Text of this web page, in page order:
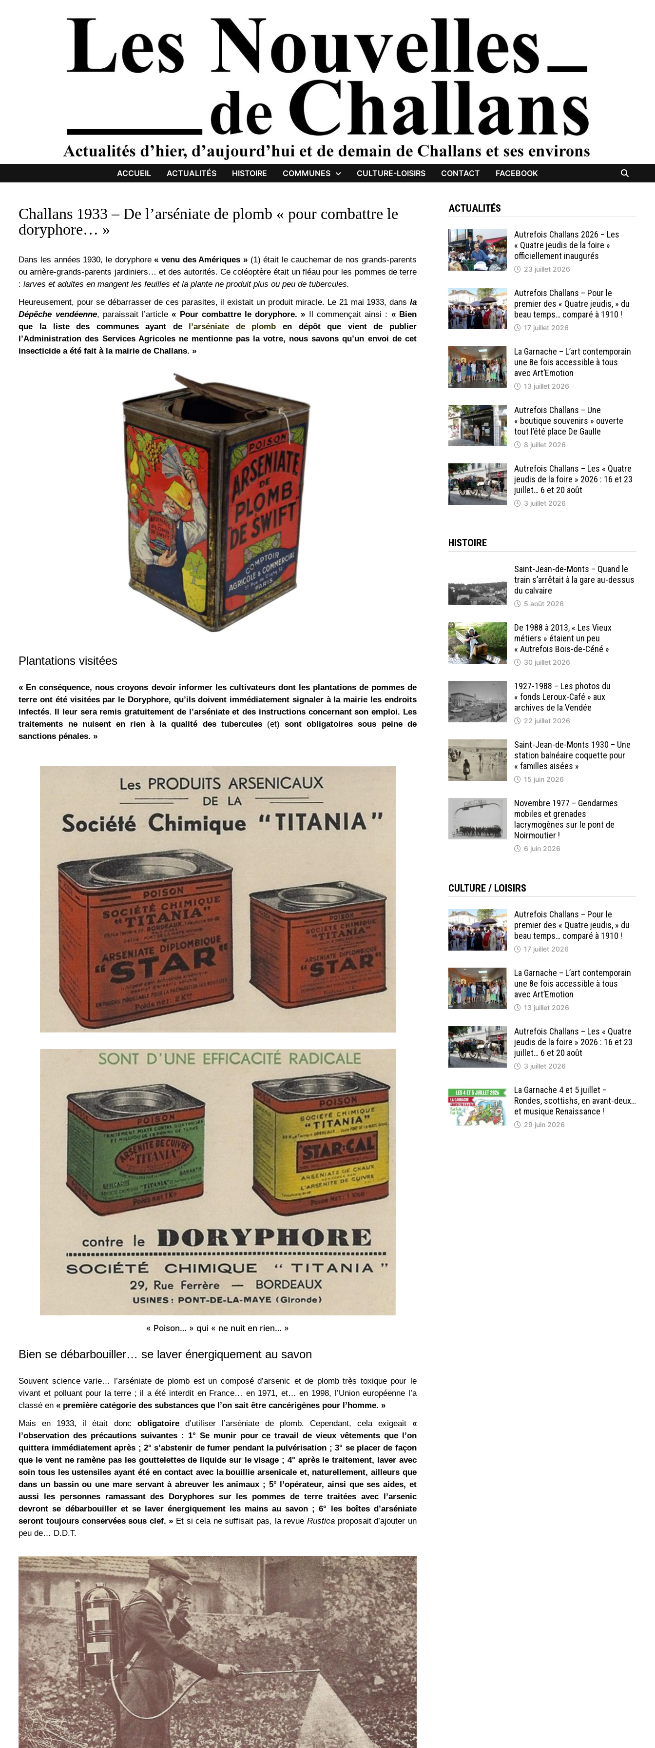
ACCUEIL ACTUALITÉS HISTOIRE COMMUNES CULTURE-LOISIRS CONTACT FACEBOOK
Challans 1933 – De l’arséniate de plomb « pour combattre le
doryphore… »
Dans les années 1930, le doryphore« venu des Amériques » (1) était le cauchemar de nos grands-parents
ou arrière-grands-parents jardiniers… et des autorités. Ce coléoptère était un fléau pour les pommes de terre
:larves et adultes en mangent les feuilles et la plante ne produit plus ou peu de tubercules.
Heureusement, pour se débarrasser de ces parasites, il existait un produit miracle. Le 21 mai 1933, dans la
Dépêche vendéenne, paraissait l’article « Pour combattre le doryphore. » Il commençait ainsi : « Bien
que la liste des communes ayant de
l’arséniate de plomb en dépôt que vient de publier
l’Administration des Services Agricoles ne mentionne pas la votre, nous savons qu’un envoi de cet
insecticide a été fait à la mairie de Challans. »
Plantations visitées
« En conséquence, nous croyons devoir informer les cultivateurs dont les plantations de pommes de
terre ont été visitées par le Doryphore, qu’ils doivent immédiatement signaler à la mairie les endroits
infectés. Il leur sera remis gratuitement de l’arséniate et des instructions concernant son emploi. Les
traitements ne nuisent en rien à la qualité des tubercules (et) sont obligatoires sous peine de
sanctions pénales. »
« Poison… » qui « ne nuit en rien… »
Bien se débarbouiller… se laver énergiquement au savon
Souvent science varie… l’arséniate de plomb est un composé d’arsenic et de plomb très toxique pour le
vivant et polluant pour la terre ; il a été interdit en France… en 1971, et… en 1998, l’Union européenne l’a
classé en« première catégorie des substances que l’on sait être cancérigènes pour l’homme. »
Mais en 1933, il était donc obligatoired’utiliser l’arséniate de plomb. Cependant, cela exigeait «
l’observation des précautions suivantes : 1° Se munir pour ce travail de vieux vêtements que l’on
quittera immédiatement après ; 2° s’abstenir de fumer pendant la pulvérisation ; 3° se placer de façon
que le vent ne ramène pas les gouttelettes de liquide sur le visage ; 4° après le traitement, laver avec
soin tous les ustensiles ayant été en contact avec la bouillie arsenicale et, naturellement, ailleurs que
dans un bassin ou une mare servant à abreuver les animaux ; 5° l’opérateur, ainsi que ses aides, et
aussi les personnes ramassant des Doryphores sur les pommes de terre traitées avec l’arsenic
devront se débarbouiller et se laver énergiquement les mains au savon ; 6° les boîtes d’arséniate
seront toujours conservées sous clef. » Et si cela ne suffisait pas, la revue Rusticaproposait d’ajouter un
peu de… D.D.T.
ACTUALITÉS
Autrefois Challans 2026 – Les
« Quatre jeudis de la foire »
officiellement inaugurés
23 juillet 2026
Autrefois Challans – Pour le
premier des « Quatre jeudis, » du
beau temps… comparé à 1910 !
17 juillet 2026
La Garnache – L’art contemporain
une 8e fois accessible à tous
avec Art’Emotion
13 juillet 2026
Autrefois Challans – Une
« boutique souvenirs » ouverte
tout l’été place De Gaulle
8 juillet 2026
Autrefois Challans – Les « Quatre
jeudis de la foire » 2026 : 16 et 23
juillet… 6 et 20 août
3 juillet 2026
HISTOIRE
Saint-Jean-de-Monts – Quand le
train s’arrêtait à la gare au-dessus
du calvaire
5 août 2026
De 1988 à 2013, « Les Vieux
métiers » étaient un peu
« Autrefois Bois-de-Céné »
30 juillet 2026
1927-1988 – Les photos du
« fonds Leroux-Café » aux
archives de la Vendée
22 juillet 2026
Saint-Jean-de-Monts 1930 – Une
station balnéaire coquette pour
« familles aisées »
15 juin 2026
Novembre 1977 – Gendarmes
mobiles et grenades
lacrymogènes sur le pont de
Noirmoutier !
6 juin 2026
CULTURE / LOISIRS
Autrefois Challans – Pour le
premier des « Quatre jeudis, » du
beau temps… comparé à 1910 !
17 juillet 2026
La Garnache – L’art contemporain
une 8e fois accessible à tous
avec Art’Emotion
13 juillet 2026
Autrefois Challans – Les « Quatre
jeudis de la foire » 2026 : 16 et 23
juillet… 6 et 20 août
3 juillet 2026
La Garnache 4 et 5 juillet –
Rondes, scottishs, en avant-deux…
et musique Renaissance !
29 juin 2026